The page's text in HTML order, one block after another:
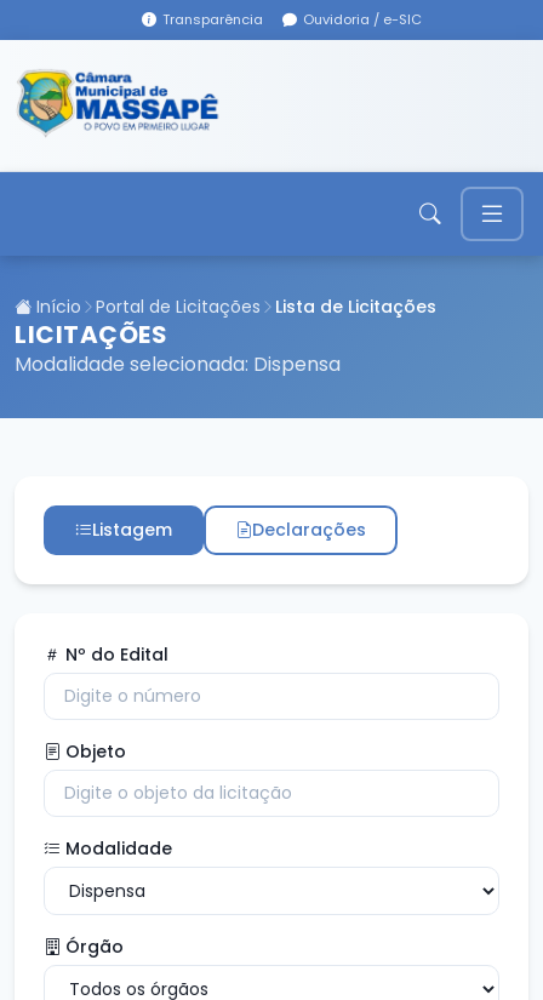
Transparência Ouvidoria / e-SIC
Início Portal de Licitações Lista de Licitações
LICITAÇÕES
Modalidade selecionada: Dispensa
Listagem Declarações
Nº do Edital
Objeto
Modalidade
Órgão